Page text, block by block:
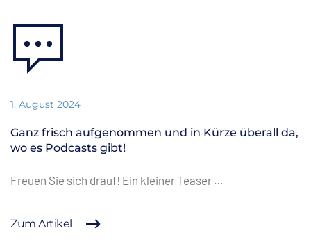
1. August 2024
Ganz frisch aufgenommen und in Kürze überall da,
wo es Podcasts gibt!
Freuen Sie sich drauf! Ein kleiner Teaser …
Zum Artikel